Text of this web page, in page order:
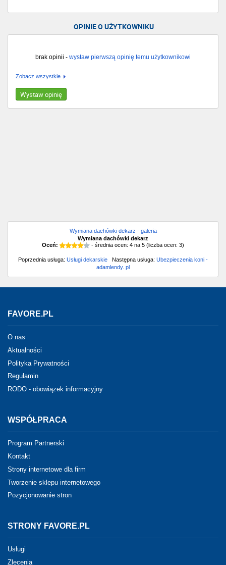
OPINIE O UŻYTKOWNIKU
brak opinii - wystaw pierwszą opinię temu użytkownikowi
Zobacz wszystkie
Wystaw opinię
Wymiana dachówki dekarz - galeria
Wymiana dachówki dekarz
Oceń:
- średnia ocen: 4 na 5 (liczba ocen: 3)
Poprzednia usługa: Usługi dekarskie Następna usługa: Ubezpieczenia koni -
adamlendy. pl
FAVORE.PL
O nas
Aktualności
Polityka Prywatności
Regulamin
RODO - obowiązek informacyjny
WSPÓŁPRACA
Program Partnerski
Kontakt
Strony internetowe dla firm
Tworzenie sklepu internetowego
Pozycjonowanie stron
STRONY FAVORE.PL
Usługi
Zlecenia